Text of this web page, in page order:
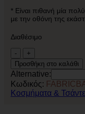
* Είναι πιθανή μία
με την οθόνη της
Διαθέσιμο
Υφασμάτινο
τζιν
σακίδιο
πλάτης
μπλε
κίτρινο
Προσθήκη στο καλάθι
Alternative:
Κωδικός:
Κοσμήματα &